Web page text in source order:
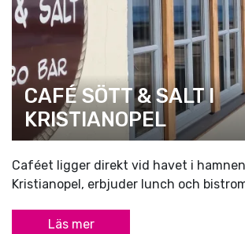
CAFÉ SÖTT & SALT I
KRISTIANOPEL
Caféet ligger direkt vid havet i
Kristianopel, erbjuder lunch och
Läs mer